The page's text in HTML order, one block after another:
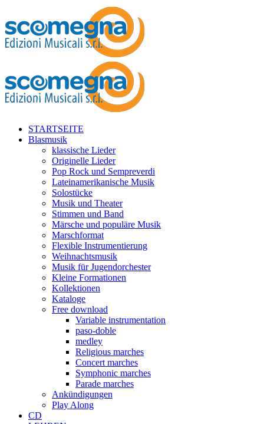
STARTSEITE
Blasmusik
klassische Lieder
Originelle Lieder
Pop Rock und Sempreverdi
Lateinamerikanische Musik
Solostücke
Musik und Theater
Stimmen und Band
Märsche und populäre Musik
Marschformat
Flexible Instrumentierung
Weihnachtsmusik
Musik für Jugendorchester
Kleine Formationen
Kollektionen
Kataloge
Free download
Variable instrumentation
paso-doble
medley
Religious marches
Concert marches
Symphonic marches
Parade marches
Ankündigungen
Play Along
CD